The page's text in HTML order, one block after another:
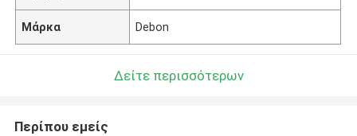
Μάρκα Debon
Δείτε περισσότερων
Περίπου εμείς